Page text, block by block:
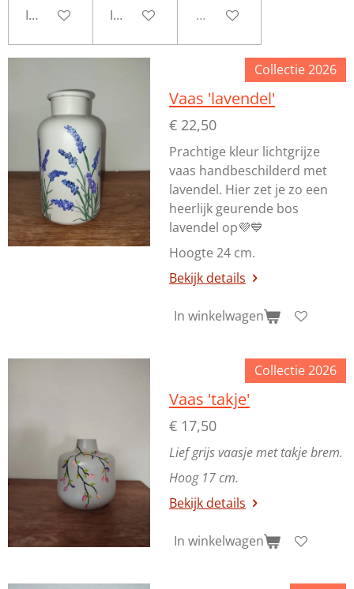
In winkelwagenIn winkelwagenUitverkocht
Collectie 2026
Vaas 'lavendel'
€ 22,50
Prachtige kleur lichtgrijze
vaas handbeschilderd met
lavendel. Hier zet je zo een
heerlijk geurende bos
lavendel op💜💙
Hoogte 24 cm.
Bekijk details
In winkelwagen
Collectie 2026
Vaas 'takje'
€ 17,50
Lief grijs vaasje met takje brem.
Hoog 17 cm.
Bekijk details
In winkelwagen